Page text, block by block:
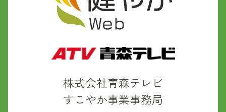
株式会社青森テレビ
すこやか事業事務局